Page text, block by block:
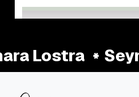
Lostra